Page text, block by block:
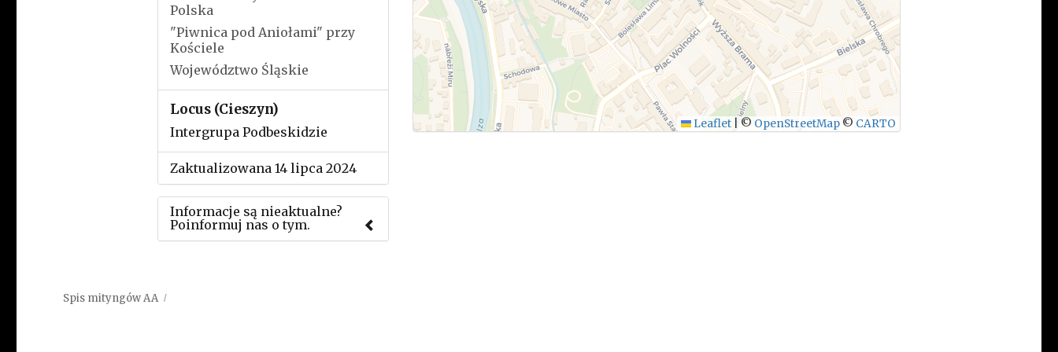
Polska
"Piwnica pod Aniołami" przy
Kościele
Województwo Śląskie
Locus (Cieszyn)
Intergrupa Podbeskidzie
Zaktualizowana 14 lipca 2024
Informacje są nieaktualne?
Poinformuj nas o tym.
Leaflet © OpenStreetMap © CARTO
Spis mityngów AA